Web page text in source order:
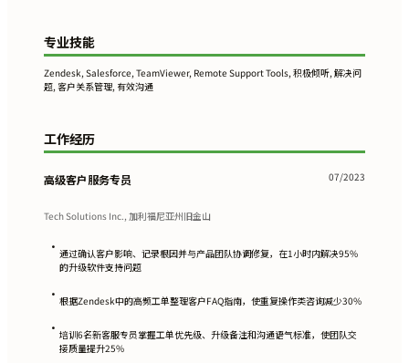
专业技能
Zendesk, Salesforce, TeamViewer, Remote Support Tools, 积极倾听, 解决问
题, 客户关系管理, 有效沟通
工作经历
高级客户服务专员 07/2023
Tech Solutions Inc., 加利福尼亚州旧金山
• 通过确认客户影响、记录根因并与产品团队协调修复，在1小时内解决95%
的升级软件支持问题
• 根据Zendesk中的高频工单整理客户FAQ指南，使重复操作类咨询减少30%
• 培训6名新客服专员掌握工单优先级、升级备注和沟通语气标准，使团队交
接质量提升25%